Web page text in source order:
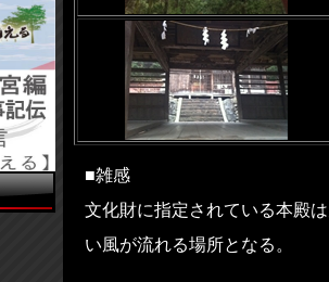
■雑感
文化財に指定されている本殿
い風が流れる場所となる。